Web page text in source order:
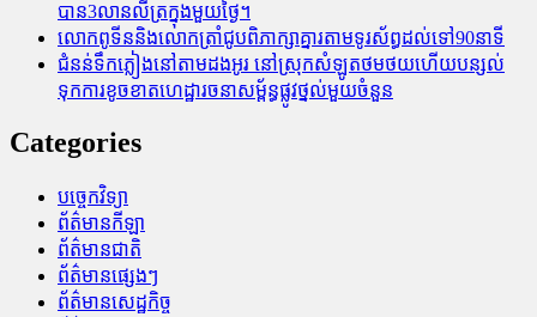
បាន3លានលីត្រក្នុងមួយថ្ងៃ។
លោកពូទីននិងលោកត្រាំជូបពិភាក្សាគ្នារតាមទូរស័ព្ធដល់ទៅ90នាទី
ជំនន់​ទឹកភ្លៀង​នៅ​តាម​ដងអូរ​ នៅ​ស្រុក​សំឡូត​ថមថយ​ហើយ​បន្សល់​
ទុក​ការ​ខូចខាត​ហេដ្ឋារចនាសម្ព័ន្ធ​ផ្លូវថ្នល់​មួយ​ចំនួន
Categories
បច្ចេកវិទ្យា
ព័ត៌មានកីឡា
ព័ត៌មានជាតិ
ព័ត៌មានផ្សេងៗ
ព័ត៌មានសេដ្ឋកិច្ច